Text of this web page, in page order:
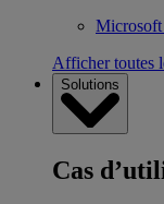
Microsoft
Afficher toutes
Solutions
Cas